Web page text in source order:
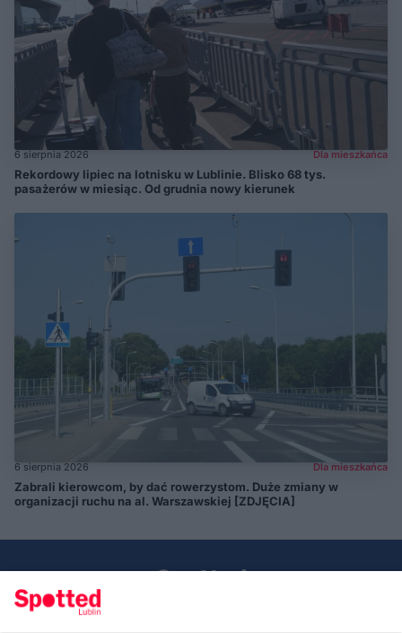
6 sierpnia 2026 Dla mieszkańca
Rekordowy lipiec na lotnisku w Lublinie. Blisko 68 tys.
pasażerów w miesiąc. Od grudnia nowy kierunek
6 sierpnia 2026 Dla mieszkańca
Zabrali kierowcom, by dać rowerzystom. Duże zmiany w
organizacji ruchu na al. Warszawskiej [ZDJĘCIA]